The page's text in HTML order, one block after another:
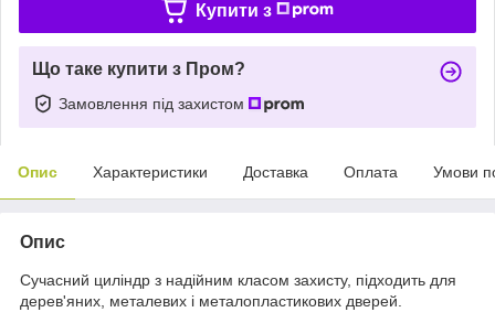
Купити з
Що таке купити з Пром?
Замовлення під захистом
Опис Характеристики Доставка Оплата Умови
Опис
Сучасний циліндр з надійним класом захисту, підходить для
дерев'яних, металевих і металопластикових дверей.